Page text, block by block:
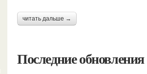
читать дальше →
Последние обновления